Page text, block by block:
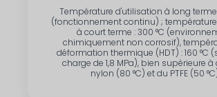
Température d'utilisation à long terme
(fonctionnement continu) ;
à court terme : 300 °C
chimiquement non corrosif),
déformation thermique (HDT) : 160 °C
charge de 1,8 MPa), bien supérieure à
nylon (80 °C) et du PTFE (50